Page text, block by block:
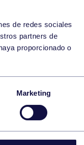
de redes sociales
partners de
proporcionado o
Marketing